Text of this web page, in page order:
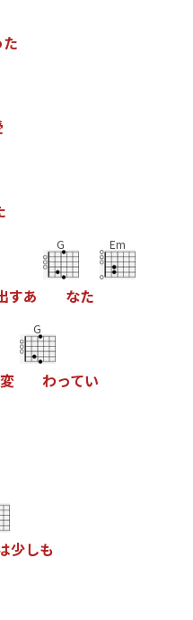
た
すあ
G
なた
Em
変
G
わってい
少しも